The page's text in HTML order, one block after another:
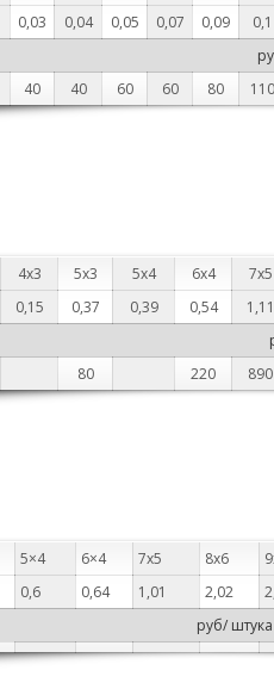
0,03 0,04 0,05 0,07 0,09 0,1
40 40 60 60 80 110
4х3 5х3 5х4 6х4 7х5
0,15 0,37 0,39 0,54 1,11
80
220 890
5×4 6×4 7х5 8х6
0,6 0,64 1,01 2,02
руб/ штука